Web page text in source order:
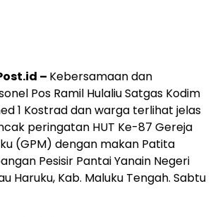
– Kebersamaan dan
Pos Ramil Hulaliu Satgas Kodim
1 Kostrad dan warga terlihat jelas
peringatan HUT Ke-87 Gereja
(GPM) dengan makan Patita
Pesisir Pantai Yanain Negeri
Haruku, Kab. Maluku Tengah. Sabtu